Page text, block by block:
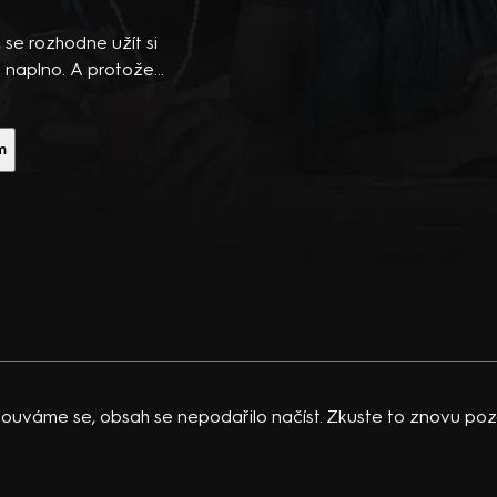
rozhodne užít si
naplno. A protože
(2016). Hrají A.
Braun, D. Coussins a
se, obsah se nepodařilo načíst. Zkuste to znovu